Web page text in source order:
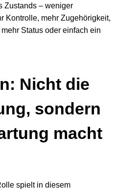
Zustands – weniger
Kontrolle, mehr Zugehörigkeit,
Status oder einfach ein
Nicht die
sondern
macht
spielt in diesem